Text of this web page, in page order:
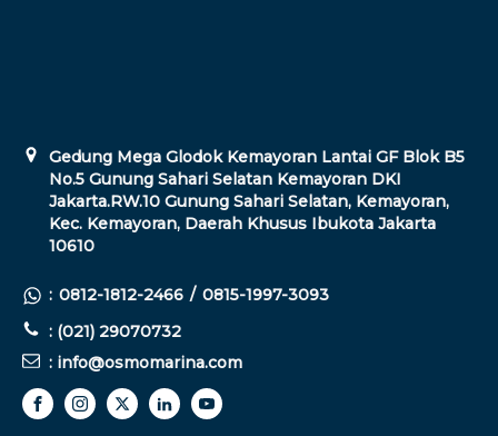
Gedung Mega Glodok Kemayoran Lantai GF Blok B5
No.5 Gunung Sahari Selatan Kemayoran DKI
Jakarta.RW.10 Gunung Sahari Selatan, Kemayoran,
Kec. Kemayoran, Daerah Khusus Ibukota Jakarta
10610
: 0812-1812-2466 / 0815-1997-3093
: (021) 29070732
: info@osmomarina.com